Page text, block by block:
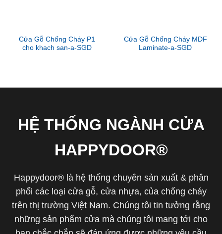
Cửa Gỗ Chống Cháy P1
cho khach san-a-SGD
Cửa Gỗ Chống Cháy MDF
Laminate-a-SGD
HỆ THỐNG NGÀNH CỬA
HAPPYDOOR®
Happydoor® là hệ thống chuyên sản xuất & phân
phối các loại cửa gỗ, cửa nhựa, của chống cháy
trên thị trường Việt Nam. Chúng tôi tin tưởng rằng
những sản phẩm cửa mà chúng tôi mang tới cho